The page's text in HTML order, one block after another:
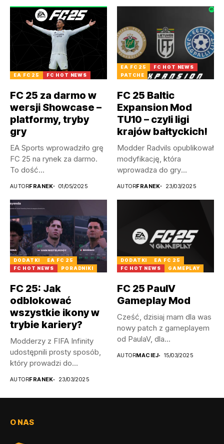
EA FC 25 FC HOT NEWS
FC 25 za darmo w
wersji Showcase –
platformy, tryby
gry
EA Sports wprowadziło grę
FC 25 na rynek za darmo.
To dość...
AUTORFRANEK 01/05/2025
EA FC 25
FC HOT NEWS
PATCHE
FC 25 Baltic
Expansion Mod
TU10 – czyli ligi
krajów bałtyckich!
Modder Radvils opublikował
modyfikację, która
wprowadza do gry
AUTORFRANEK 23/03/2025
DODATKI
EA FC 25
FC HOT NEWS
PORADNIKI
FC 25: Jak
odblokować
wszystkie ikony w
trybie kariery?
Modderzy z FIFA Infinity
udostępnili prosty sposób,
który prowadzi do
AUTORFRANEK 23/03/2025
DODATKI
EA FC 25
FC HOT NEWS
GAMEPLAY
FC 25 PaulV
Gameplay Mod
Cześć, dzisiaj mam dla was
nowy patch z gameplayem
od PaulaV, dla...
AUTORMACIEJ 15/03/2025
O NAS